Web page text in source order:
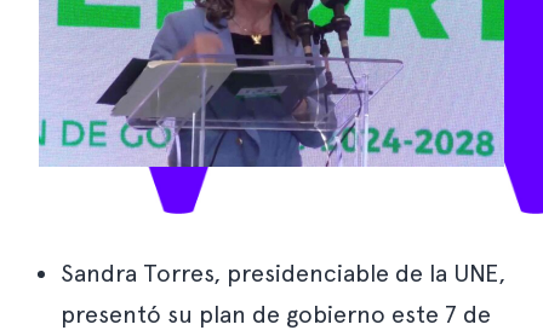
Sandra Torres, presidenciable de la UNE,
presentó su plan de gobierno este 7 de